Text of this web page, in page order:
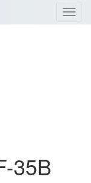
35B